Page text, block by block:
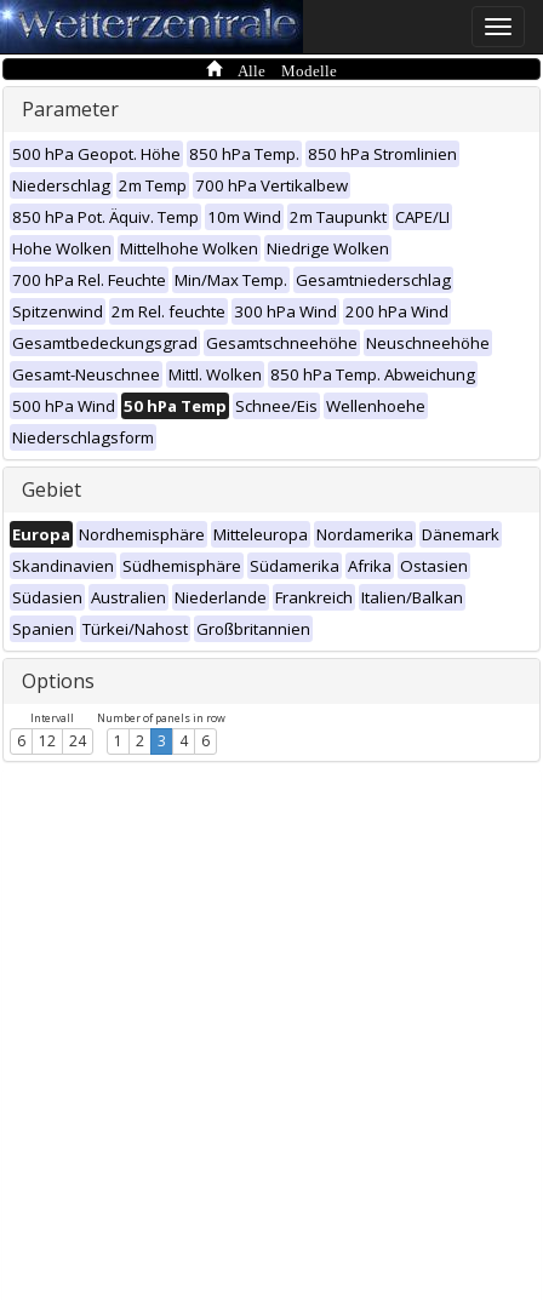
Toggle
Alle Modelle
Parameter
500 hPa Geopot. Höhe 850 hPa Temp. 850 hPa Stromlinien
Niederschlag 2m Temp 700 hPa Vertikalbew
850 hPa Pot. Äquiv. Temp 10m Wind 2m Taupunkt CAPE/LI
Hohe Wolken Mittelhohe Wolken Niedrige Wolken
700 hPa Rel. Feuchte Min/Max Temp. Gesamtniederschlag
Spitzenwind 2m Rel. feuchte 300 hPa Wind 200 hPa Wind
Gesamtbedeckungsgrad Gesamtschneehöhe Neuschneehöhe
Gesamt-Neuschnee Mittl. Wolken 850 hPa Temp. Abweichung
500 hPa Wind 50 hPa Temp Schnee/Eis Wellenhoehe
Niederschlagsform
Gebiet
Europa Nordhemisphäre Mitteleuropa Nordamerika Dänemark
Skandinavien Südhemisphäre Südamerika Afrika Ostasien
Südasien Australien Niederlande Frankreich Italien/Balkan
Spanien Türkei/Nahost Großbritannien
Options
Intervall
6 12 24
Number of panels in row
1 2 3 4 6